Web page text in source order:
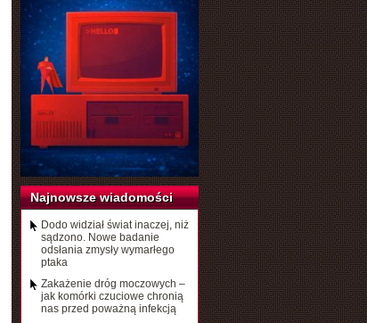
Najnowsze wiadomości
Dodo widział świat inaczej, niż
sądzono. Nowe badanie
odsłania zmysły wymarłego
ptaka
Zakażenie dróg moczowych –
jak komórki czuciowe chronią
nas przed poważną infekcją